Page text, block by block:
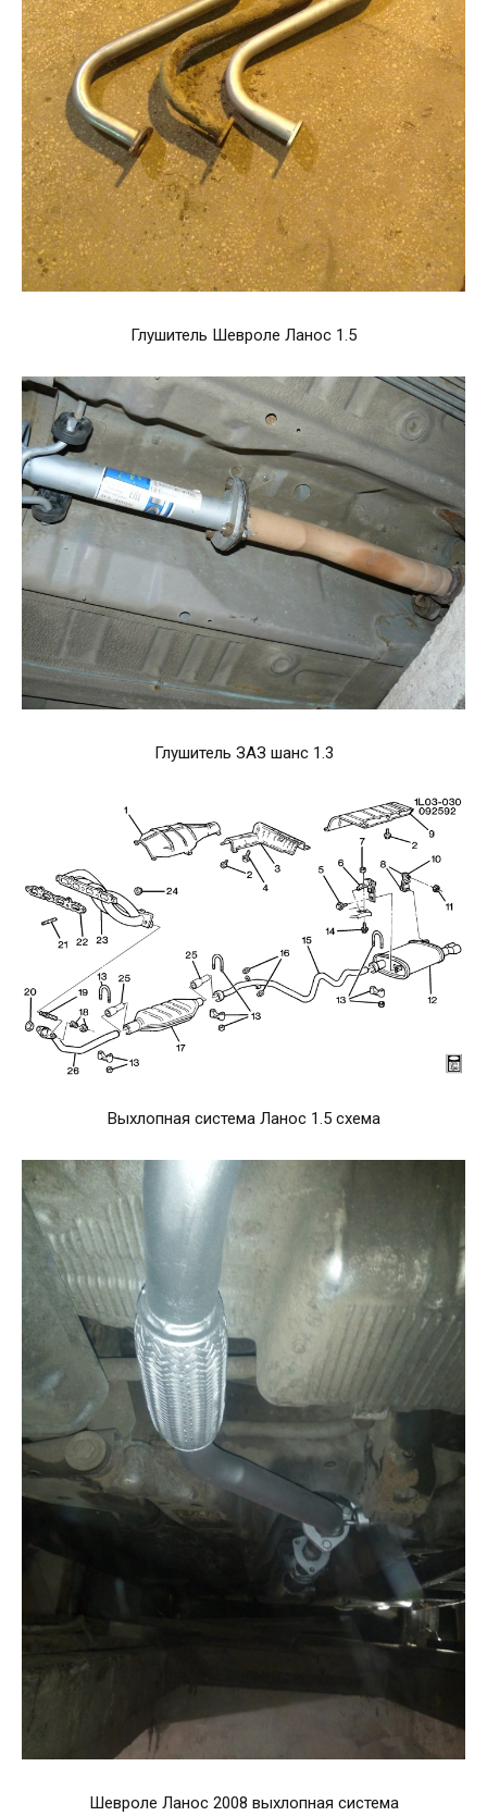
Глушитель Шевроле Ланос 1.5
Глушитель ЗАЗ шанс 1.3
Выхлопная система Ланос 1.5 схема
Шевроле Ланос 2008 выхлопная система